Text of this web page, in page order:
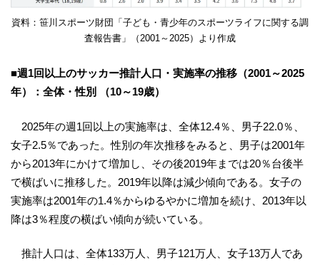
資料：笹川スポーツ財団「子ども・青少年のスポーツライフに関する調
査報告書」（2001～2025）より作成
■週1回以上のサッカー推計人口・実施率の推移（2001～2025
年）：全体・性別 （10～19歳）
2025年の週1回以上の実施率は、全体12.4％、男子22.0％、
女子2.5％であった。性別の年次推移をみると、男子は2001年
から2013年にかけて増加し、その後2019年までは20％台後半
で横ばいに推移した。2019年以降は減少傾向である。女子の
実施率は2001年の1.4％からゆるやかに増加を続け、2013年以
降は3％程度の横ばい傾向が続いている。
推計人口は、全体133万人、男子121万人、女子13万人であ